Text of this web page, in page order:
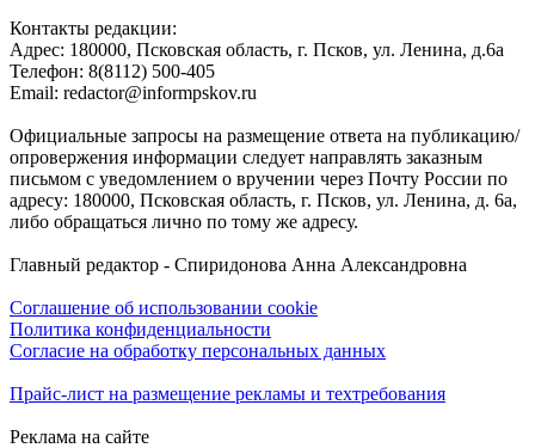
Контакты редакции:
Адреc: 180000, Псковская область, г. Псков, ул. Ленина, д.6а
Телефон: 8(8112) 500-405
Email: redactor@informpskov.ru
Официальные запросы на размещение ответа на публикацию/
опровержения информации следует направлять заказным
письмом с уведомлением о вручении через Почту России по
адресу: 180000, Псковская область, г. Псков, ул. Ленина, д. 6а,
либо обращаться лично по тому же адресу.
Главный редактор - Спиридонова Анна Александровна
Соглашение об использовании cookie
Политика конфиденциальности
Согласие на обработку персональных данных
Прайс-лист на размещение рекламы и техтребования
Реклама на сайте